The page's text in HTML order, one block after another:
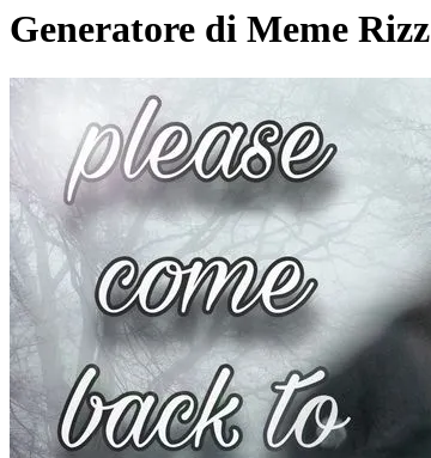
Generatore di Meme Rizz